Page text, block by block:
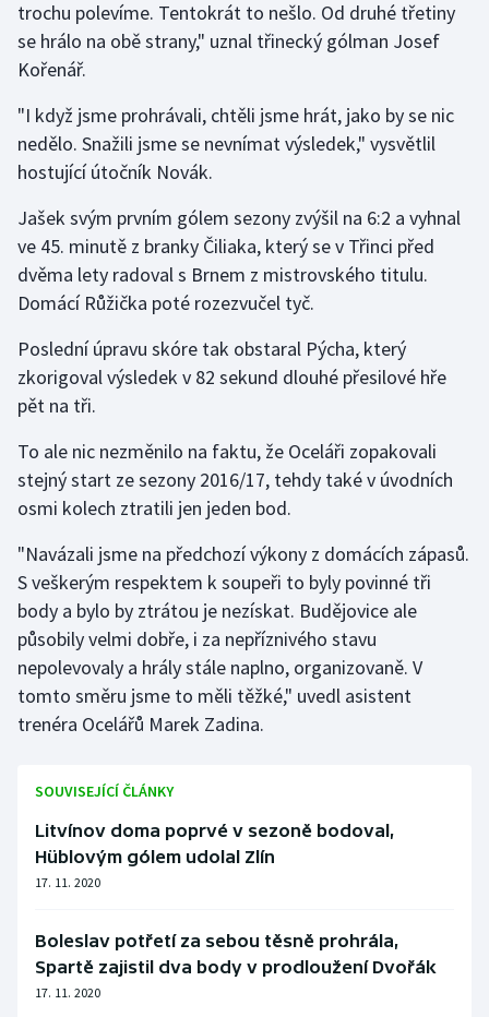
trochu polevíme. Tentokrát to nešlo. Od druhé třetiny
se hrálo na obě strany," uznal třinecký gólman Josef
Kořenář.
"I když jsme prohrávali, chtěli jsme hrát, jako by se nic
nedělo. Snažili jsme se nevnímat výsledek," vysvětlil
hostující útočník Novák.
Jašek svým prvním gólem sezony zvýšil na 6:2 a vyhnal
ve 45. minutě z branky Čiliaka, který se v Třinci před
dvěma lety radoval s Brnem z mistrovského titulu.
Domácí Růžička poté rozezvučel tyč.
Poslední úpravu skóre tak obstaral Pýcha, který
zkorigoval výsledek v 82 sekund dlouhé přesilové hře
pět na tři.
To ale nic nezměnilo na faktu, že Oceláři zopakovali
stejný start ze sezony 2016/17, tehdy také v úvodních
osmi kolech ztratili jen jeden bod.
"Navázali jsme na předchozí výkony z domácích zápasů.
S veškerým respektem k soupeři to byly povinné tři
body a bylo by ztrátou je nezískat. Budějovice ale
působily velmi dobře, i za nepříznivého stavu
nepolevovaly a hrály stále naplno, organizovaně. V
tomto směru jsme to měli těžké," uvedl asistent
trenéra Ocelářů Marek Zadina.
SOUVISEJÍCÍ ČLÁNKY
Litvínov doma poprvé v sezoně bodoval,
Hüblovým gólem udolal Zlín
17. 11. 2020
Boleslav potřetí za sebou těsně prohrála,
Spartě zajistil dva body v prodloužení Dvořák
17. 11. 2020